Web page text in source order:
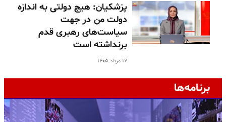
پزشکیان: هیچ دولتی به اندازه
دولت من در جهت
سیاست‌های رهبری قدم
برنداشته است
۱۷ مرداد ۱۴۰۵
برنامه‌ها